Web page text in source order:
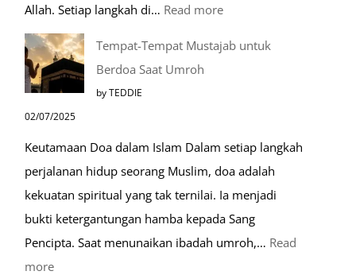
Allah. Setiap langkah di… Read more:
Paket
Umroh
Dengan
Kereta
Cepat
Tempat-Tempat Mustajab untuk
Berdoa Saat Umroh
by TEDDIE
02/07/2025
Keutamaan Doa dalam Islam Dalam setiap langkah
perjalanan hidup seorang Muslim, doa adalah
kekuatan spiritual yang tak ternilai. Ia menjadi
bukti ketergantungan hamba kepada Sang
Pencipta. Saat menunaikan ibadah umroh,… Read
more: